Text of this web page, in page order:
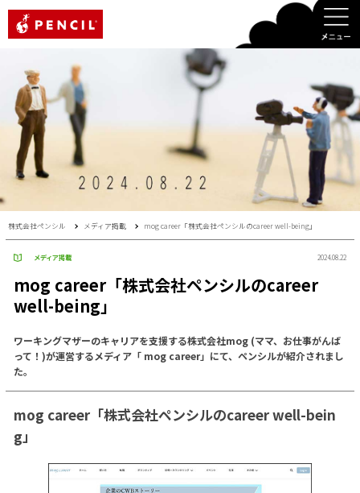
株式会社ペンシル メディア掲載 mog career「株式会社ペンシルのcareer well-being」
メディア掲載 2024.08.22
mog career「株式会社ペンシルのcareer
well-being」
ワーキングマザーのキャリアを支援する株式会社mog (ママ、お仕事がんば
って！)が運営するメディア「 mog career」にて、ペンシルが紹介されまし
た。
mog career「株式会社ペンシルのcareer well-bein
g」